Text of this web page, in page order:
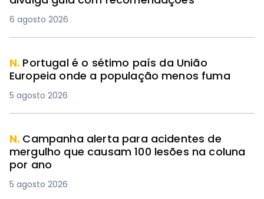
6 agosto 2026
N. Portugal é o sétimo país da União
Europeia onde a população menos fuma
5 agosto 2026
N. Campanha alerta para acidentes de
mergulho que causam 100 lesões na coluna
por ano
5 agosto 2026